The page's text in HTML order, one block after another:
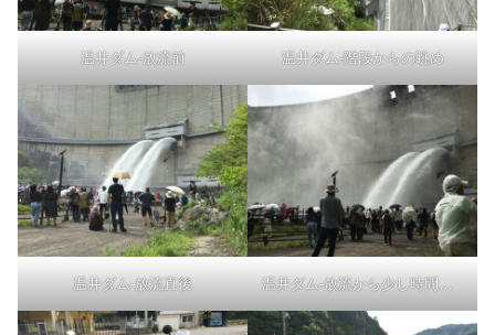
温井ダム-放流前 温井ダム-階段からの眺め
温井ダム-放流直後 温井ダム-放流から少し時間が経って